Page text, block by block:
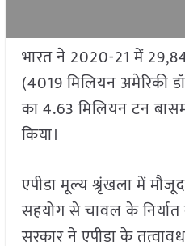
भारत ने 2020-21 में
(4019 मिलियन अमेरिकी
का 4.63 मिलियन टन
किया।
एपीडा मूल्य श्रृंखला में
सहयोग से चावल के निर्यात
सरकार ने एपीडा के